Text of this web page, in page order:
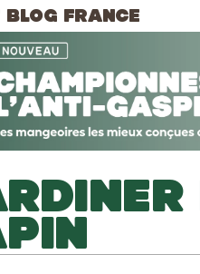
BLOG FRANCE